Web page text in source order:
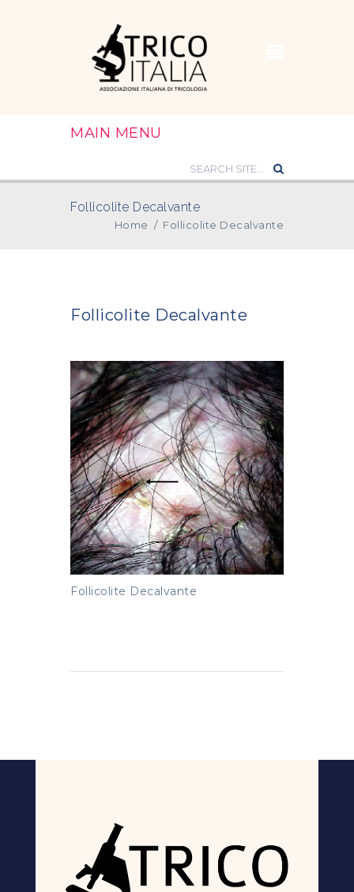
MAIN MENU
Follicolite Decalvante
Home / Follicolite Decalvante
Follicolite Decalvante
Follicolite Decalvante